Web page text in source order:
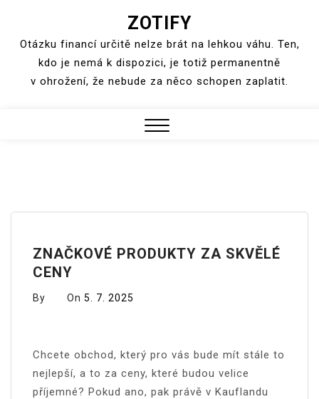
content
ZOTIFY
Otázku financí určitě nelze brát na lehkou váhu. Ten,
kdo je nemá k dispozici, je totiž permanentně
v ohrožení, že nebude za něco schopen zaplatit.
ZNAČKOVÉ PRODUKTY ZA SKVĚLÉ
CENY
By On 5. 7. 2025
Chcete obchod, který pro vás bude mít stále to
nejlepší, a to za ceny, které budou velice
příjemné? Pokud ano, pak právě v Kauflandu